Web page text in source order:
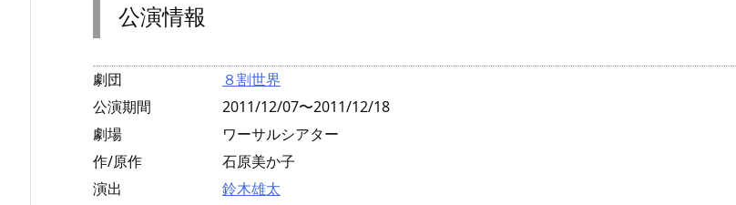
公演情報
劇団
８割世界
公演期間
2011/12/07〜2011/12/18
劇場
ワーサルシアター
作/原作
石原美か子
演出
鈴木雄太